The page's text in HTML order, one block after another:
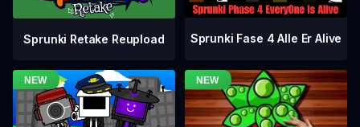
Sprunki Retake Reupload Sprunki Fase 4 Alle Er Alive